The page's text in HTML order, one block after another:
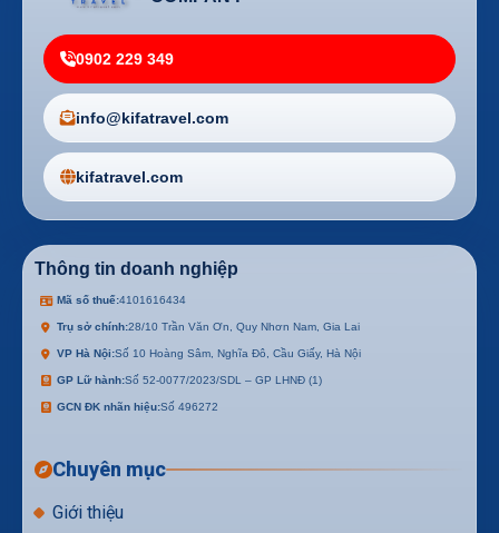
0902 229 349
info@kifatravel.com
kifatravel.com
Thông tin doanh nghiệp
Mã số thuế:4101616434
Trụ sở chính:28/10 Trần Văn Ơn, Quy Nhơn Nam, Gia Lai
VP Hà Nội:Số 10 Hoàng Sâm, Nghĩa Đô, Cầu Giấy, Hà Nội
GP Lữ hành:Số 52-0077/2023/SDL – GP LHNĐ (1)
GCN ĐK nhãn hiệu:Số 496272
Chuyên mục
Giới thiệu